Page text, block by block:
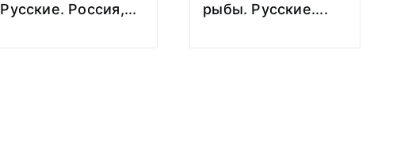
Русские. Россия,...
рыбы. Русские....